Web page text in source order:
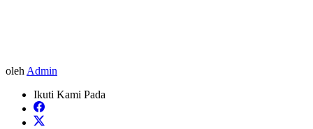
oleh Admin
Ikuti Kami Pada